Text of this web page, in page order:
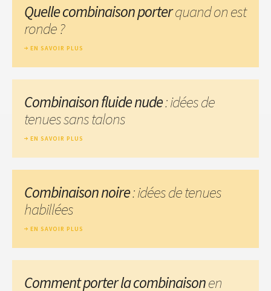
Quelle combinaison porterquand on est
ronde ?
EN SAVOIR PLUS
Combinaison fluide nude: idées de
tenues sans talons
EN SAVOIR PLUS
Combinaison noire: idées de tenues
habillées
EN SAVOIR PLUS
Comment porter la combinaisonen